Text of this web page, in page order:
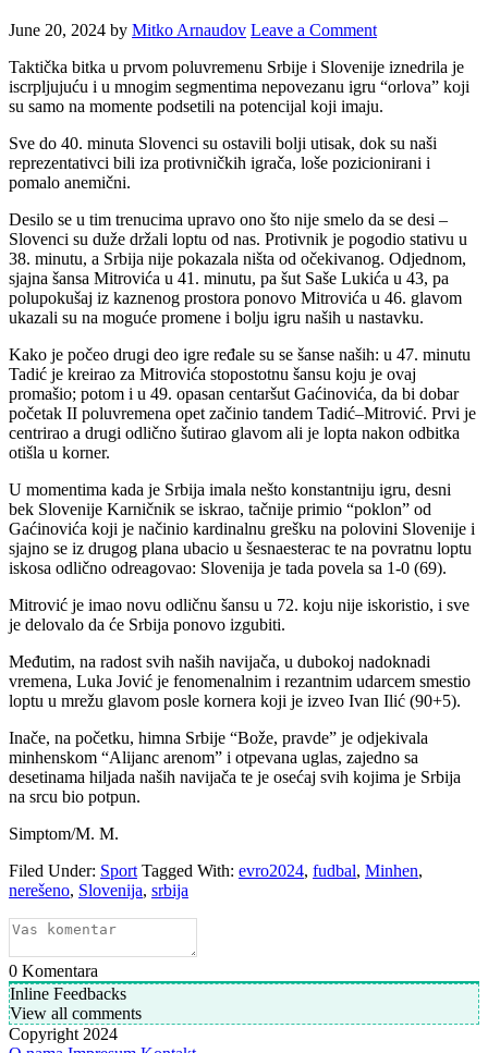
June 20, 2024 by Mitko Arnaudov Leave a Comment
Taktička bitka u prvom poluvremenu Srbije i Slovenije iznedrila je
iscrpljujuću i u mnogim segmentima nepovezanu igru “orlova” koji
su samo na momente podsetili na potencijal koji imaju.
Sve do 40. minuta Slovenci su ostavili bolji utisak, dok su naši
reprezentativci bili iza protivničkih igrača, loše pozicionirani i
pomalo anemični.
Desilo se u tim trenucima upravo ono što nije smelo da se desi –
Slovenci su duže držali loptu od nas. Protivnik je pogodio stativu u
38. minutu, a Srbija nije pokazala ništa od očekivanog. Odjednom,
sjajna šansa Mitrovića u 41. minutu, pa šut Saše Lukića u 43, pa
polupokušaj iz kaznenog prostora ponovo Mitrovića u 46. glavom
ukazali su na moguće promene i bolju igru naših u nastavku.
Kako je počeo drugi deo igre ređale su se šanse naših: u 47. minutu
Tadić je kreirao za Mitrovića stopostotnu šansu koju je ovaj
promašio; potom i u 49. opasan centaršut Gaćinovića, da bi dobar
početak II poluvremena opet začinio tandem Tadić–Mitrović. Prvi je
centrirao a drugi odlično šutirao glavom ali je lopta nakon odbitka
otišla u korner.
U momentima kada je Srbija imala nešto konstantniju igru, desni
bek Slovenije Karničnik se iskrao, tačnije primio “poklon” od
Gaćinovića koji je načinio kardinalnu grešku na polovini Slovenije i
sjajno se iz drugog plana ubacio u šesnaesterac te na povratnu loptu
iskosa odlično odreagovao: Slovenija je tada povela sa 1-0 (69).
Mitrović je imao novu odličnu šansu u 72. koju nije iskoristio, i sve
je delovalo da će Srbija ponovo izgubiti.
Međutim, na radost svih naših navijača, u dubokoj nadoknadi
vremena, Luka Jović je fenomenalnim i rezantnim udarcem smestio
loptu u mrežu glavom posle kornera koji je izveo Ivan Ilić (90+5).
Inače, na početku, himna Srbije “Bože, pravde” je odjekivala
minhenskom “Alijanc arenom” i otpevana uglas, zajedno sa
desetinama hiljada naših navijača te je osećaj svih kojima je Srbija
na srcu bio potpun.
Simptom/M. M.
Filed Under: Sport Tagged With: evro2024, fudbal, Minhen,
nerešeno, Slovenija, srbija
0 Komentara
Inline Feedbacks
View all comments
Copyright 2024